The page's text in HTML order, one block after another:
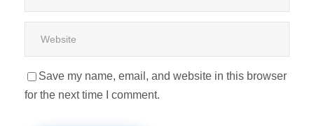
Save my name, email, and website in this browser
for the next time I comment.